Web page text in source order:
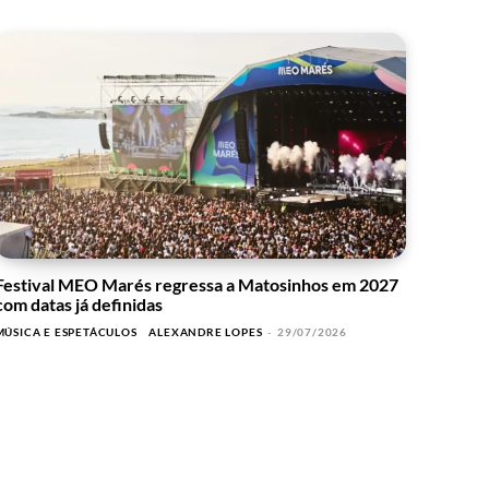
MEO Marés regressa a Matosinhos em 2027
datas já definidas
E ESPETÁCULOS ALEXANDRE LOPES - 29/07/2026